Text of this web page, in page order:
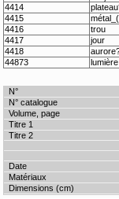
4414
4415
4416
trou
4417
jour
4418
44873
lumière